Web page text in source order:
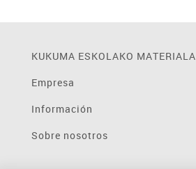
KUKUMA ESKOLAKO MATERIALA
Empresa
Información
Sobre nosotros